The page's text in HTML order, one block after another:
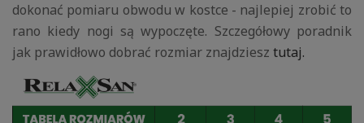
dokonać pomiaru obwodu w kostce - najlepiej zrobić to
rano kiedy nogi są wypoczęte. Szczegółowy poradnik
jak prawidłowo dobrać rozmiar znajdziesz tutaj.